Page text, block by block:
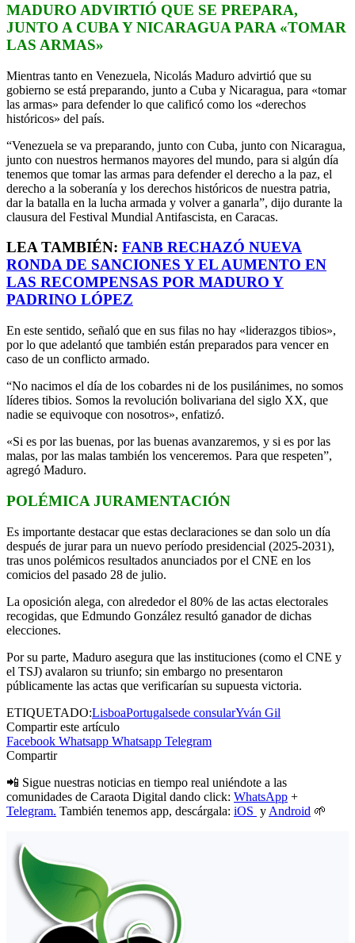
MADURO ADVIRTIÓ QUE SE PREPARA,
JUNTO A CUBA Y NICARAGUA PARA «TOMAR
LAS ARMAS»
Mientras tanto en Venezuela, Nicolás Maduro advirtió que su
gobierno se está preparando, junto a Cuba y Nicaragua, para «tomar
las armas» para defender lo que calificó como los «derechos
históricos» del país.
“Venezuela se va preparando, junto con Cuba, junto con Nicaragua,
junto con nuestros hermanos mayores del mundo, para si algún día
tenemos que tomar las armas para defender el derecho a la paz, el
derecho a la soberanía y los derechos históricos de nuestra patria,
dar la batalla en la lucha armada y volver a ganarla”, dijo durante la
clausura del Festival Mundial Antifascista, en Caracas.
LEA TAMBIÉN: FANB RECHAZÓ NUEVA
RONDA DE SANCIONES Y EL AUMENTO EN
LAS RECOMPENSAS POR MADURO Y
PADRINO LÓPEZ
En este sentido, señaló que en sus filas no hay «liderazgos tibios»,
por lo que adelantó que también están preparados para vencer en
caso de un conflicto armado.
“No nacimos el día de los cobardes ni de los pusilánimes, no somos
líderes tibios. Somos la revolución bolivariana del siglo XX, que
nadie se equivoque con nosotros», enfatizó.
«Si es por las buenas, por las buenas avanzaremos, y si es por las
malas, por las malas también los venceremos. Para que respeten”,
agregó Maduro.
POLÉMICA JURAMENTACIÓN
Es importante destacar que estas declaraciones se dan solo un día
después de jurar para un nuevo período presidencial (2025-2031),
tras unos polémicos resultados anunciados por el CNE en los
comicios del pasado 28 de julio.
La oposición alega, con alrededor el 80% de las actas electorales
recogidas, que Edmundo González resultó ganador de dichas
elecciones.
Por su parte, Maduro asegura que las instituciones (como el CNE y
el TSJ) avalaron su triunfo; sin embargo no presentaron
públicamente las actas que verificarían su supuesta victoria.
ETIQUETADO:LisboaPortugalsede consularYván Gil
Compartir este artículo
Facebook Whatsapp Whatsapp Telegram
Compartir
📲 Sigue nuestras noticias en tiempo real uniéndote a las
comunidades de Caraota Digital dando click: WhatsApp +
Telegram. También tenemos app, descárgala: iOS y Android 🌱